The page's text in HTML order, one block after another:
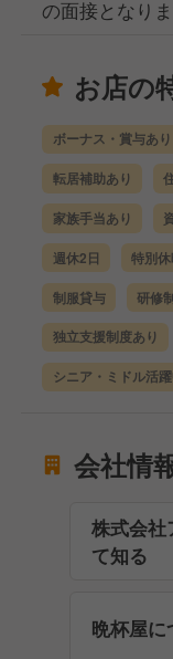
の面接となりま
お店の
ボーナス・賞与あり
転居補助あり
家族手当あり
週休2日 特別休
制服貸与 研修
独立支援制度あり
シニア・ミドル活
会社情
株式会社
て知る
晩杯屋に